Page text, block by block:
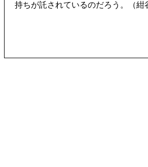
持ちが託されているのだろう。（紺